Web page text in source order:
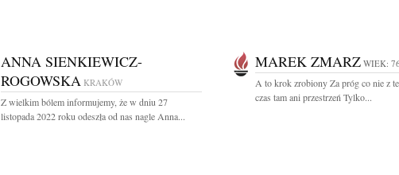
ANNA SIENKIEWICZ-
ROGOWSKA KRAKÓW
Z wielkim bólem informujemy, że w dniu 27
listopada 2022 roku odeszła od nas nagle Anna...
MAREK ZMARZ WIEK: 76
A to krok zrobiony Za próg co nie z
czas tam ani przestrzeń Tylko...